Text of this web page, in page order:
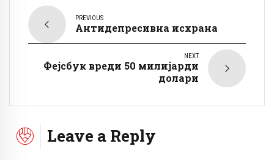
PREVIOUS
Антидепресивна исхрана
NEXT
Фејсбук вреди 50 милијарди
долари
Leave a Reply